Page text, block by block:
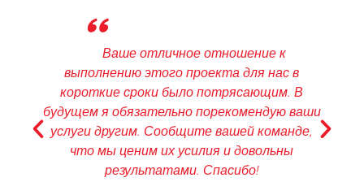
" Спасибо, Роджер! Вы отлично
поработали, так быстро решив эту
проблему! Мы очень ценим ваши
дополнительные усилия. Вы приобрели
нового клиента в моем лице и отличную
рекомендацию для всех, кому нужны услуги
перевода!